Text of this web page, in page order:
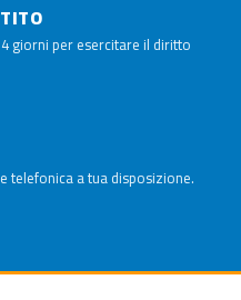
giorni per esercitare il diritto
telefonica a tua disposizione.